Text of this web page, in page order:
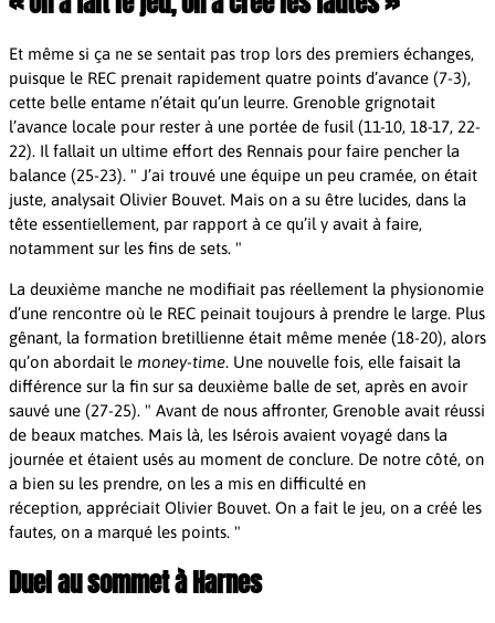
Et même si ça ne se sentait pas trop lors des premiers échanges,
puisque le REC prenait rapidement quatre points d’avance (7-3),
cette belle entame n’était qu’un leurre. Grenoble grignotait
l’avance locale pour rester à une portée de fusil (11-10, 18-17, 22-
22). Il fallait un ultime effort des Rennais pour faire pencher la
balance (25-23).
J’ai trouvé une équipe un peu cramée, on était
juste, analysait Olivier Bouvet. Mais on a su être lucides, dans la
tête essentiellement, par rapport à ce qu’il y avait à faire,
notamment sur les fins de sets.
La deuxième manche ne modifiait pas réellement la physionomie
d’une rencontre où le REC peinait toujours à prendre le large. Plus
gênant, la formation bretillienne était même menée (18-20), alors
qu’on abordait le money-time. Une nouvelle fois, elle faisait la
différence sur la fin sur sa deuxième balle de set, après en avoir
sauvé une (27-25).
Avant de nous affronter, Grenoble avait réussi
de beaux matches. Mais là, les Isérois avaient voyagé dans la
journée et étaient usés au moment de conclure. De notre côté, on
a bien su les prendre, on les a mis en difficulté en
réception, appréciait Olivier Bouvet. On a fait le jeu, on a créé les
fautes, on a marqué les points.
Duel au sommet à Harnes